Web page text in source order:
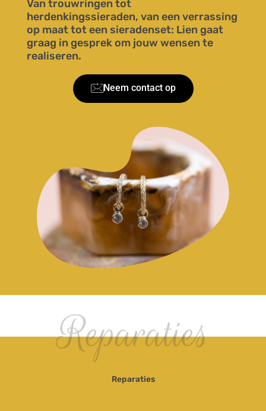
Van trouwringen tot
herdenkingssieraden, van een verrassing
op maat tot een sieradenset: Lien gaat
graag in gesprek om jouw wensen te
realiseren.
Neem contact op
Reparaties
Reparaties